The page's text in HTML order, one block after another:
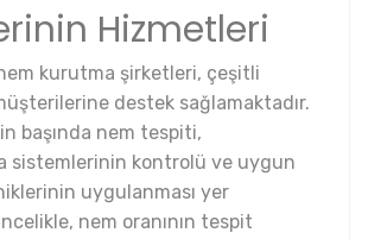
Hizmetleri
kurutma şirketleri, çeşitli
destek sağlamaktadır.
başında nem tespiti,
sistemlerinin kontrolü ve uygun
uygulanması yer
nem oranının tespit